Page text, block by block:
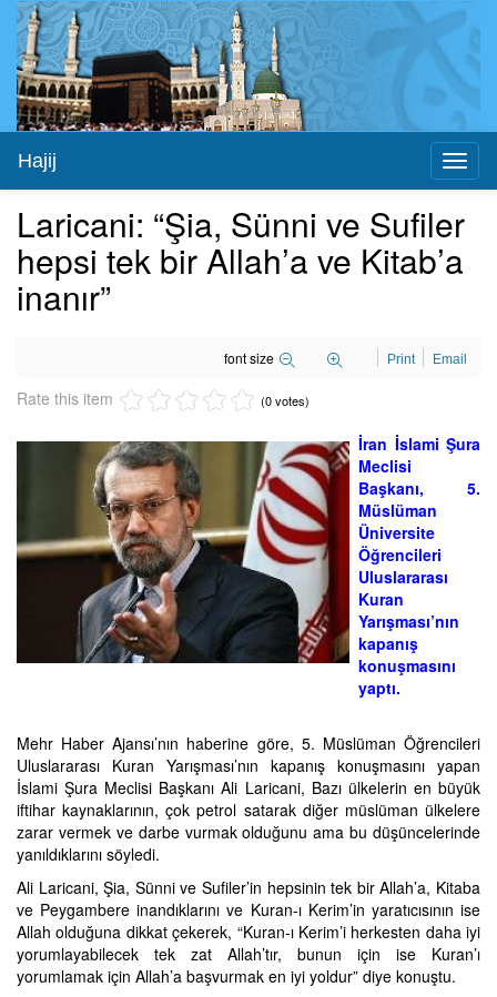
Hajij
Laricani: “Şia, Sünni ve Sufiler
hepsi tek bir Allah’a ve Kitab’a
inanır”
font size Print Email
Rate this item (0 votes)
İran İslami Şura
Meclisi
Başkanı, 5.
Müslüman
Üniversite
Öğrencileri
Uluslararası
Kuran
Yarışması’nın
kapanış
konuşmasını
yaptı.
Mehr Haber Ajansı’nın haberine göre, 5. Müslüman Öğrencileri
Uluslararası Kuran Yarışması’nın kapanış konuşmasını yapan
İslami Şura Meclisi Başkanı Ali Laricani, Bazı ülkelerin en büyük
iftihar kaynaklarının, çok petrol satarak diğer müslüman ülkelere
zarar vermek ve darbe vurmak olduğunu ama bu düşüncelerinde
yanıldıklarını söyledi.
Ali Laricani, Şia, Sünni ve Sufiler’in hepsinin tek bir Allah’a, Kitaba
ve Peygambere inandıklarını ve Kuran-ı Kerim’in yaratıcısının ise
Allah olduğuna dikkat çekerek, “Kuran-ı Kerim’i herkesten daha iyi
yorumlayabilecek tek zat Allah’tır, bunun için ise Kuran’ı
yorumlamak için Allah’a başvurmak en iyi yoldur” diye konuştu.